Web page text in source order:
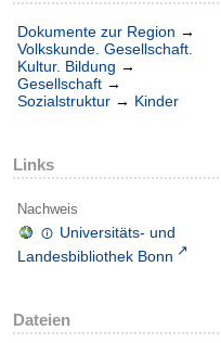
Dokumente zur Region →
Volkskunde. Gesellschaft.
Kultur. Bildung →
Gesellschaft →
Sozialstruktur → Kinder
Links
Nachweis
Universitäts- und
Landesbibliothek Bonn
Dateien